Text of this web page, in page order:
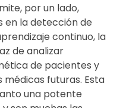
por un lado,
en la detección de
continuo, la
de analizar
de pacientes y
futuras. Esta
una potente